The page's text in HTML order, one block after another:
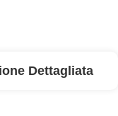
Dettagliata